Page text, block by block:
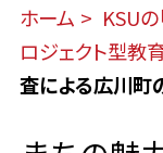
ホーム KSUの
ロジェクト型教
査による広川町